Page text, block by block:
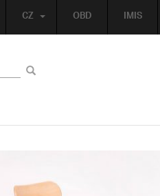
OBD IMIS
CZ